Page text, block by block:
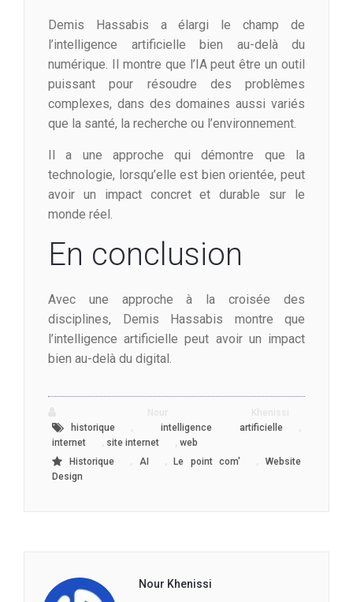
Demis Hassabis a élargi le champ de
l’intelligence artificielle bien au-delà du
numérique. Il montre que l’IA peut être un outil
puissant pour résoudre des problèmes
complexes, dans des domaines aussi variés
que la santé, la recherche ou l’environnement.
Il a une approche qui démontre que la
technologie, lorsqu’elle est bien orientée, peut
avoir un impact concret et durable sur le
monde réel.
En conclusion
Avec une approche à la croisée des
disciplines, Demis Hassabis montre que
l’intelligence artificielle peut avoir un impact
bien au-delà du digital.
historique
intelligence artificielle
internet site internet
web
Historique
AI ,Le point com' ,Website
Design
Nour Khenissi